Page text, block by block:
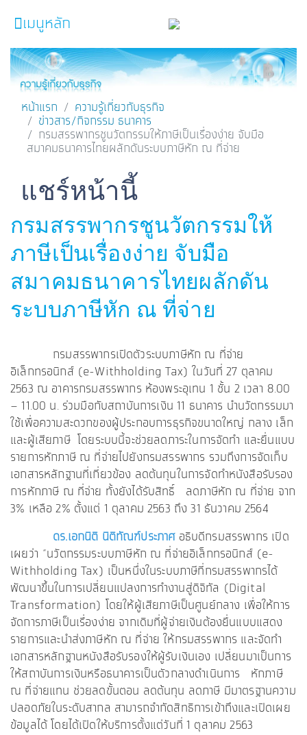
หน้าหลัก
ผลิตภัณฑ์และบริการ
โปรโมชั่น
ความรู้เกี่ยวกับธุรกิจ
SME Focus Magazine
ค้นหาจุดบริการ
Krungthai SME​
เมนูหลัก
หน้าแรก
ความรู้เกี่ยวกับธุรกิจ
ข่าวสาร/กิจกรรม ธนาคาร
กรมสรรพากรชูนวัตกรรมให้ภาษีเป็นเรื่องง่าย จับมือ
สมาคมธนาคารไทยผลักดันระบบภาษีหัก ณ ที่จ่าย
แชร์หน้านี้
Facebook
กรมสรรพากรชูนวัตกรรมให้
ภาษีเป็นเรื่องง่าย จับมือ
สมาคมธนาคารไทยผลักดัน
ระบบภาษีหัก ณ ที่จ่าย
กรมสรรพากรเปิดตัวระบบภาษีหัก ณ ที่จ่าย
อิเล็กทรอนิกส์ (e-Withholding Tax) ในวันที่ 27 ตุลาคม
2563 ณ อาคารกรมสรรพากร ห้องพระอุเทน 1 ชั้น 2 เวลา 8.00
– 11.00 น. ร่วมมือกับสถาบันการเงิน 11 ธนาคาร นำนวัตกรรมมา
ใช้เพื่อความสะดวกของผู้ประกอบการธุรกิจขนาดใหญ่ กลาง เล็ก
และผู้เสียภาษี โดยระบบนี้จะช่วยลดภาระในการจัดทำ และยื่นแบบ
รายการหักภาษี ณ ที่จ่ายไปยังกรมสรรพากร รวมถึงการจัดเก็บ
เอกสารหลักฐานที่เกี่ยวข้อง ลดต้นทุนในการจัดทำหนังสือรับรอง
การหักภาษี ณ ที่จ่าย ทั้งยังได้รับสิทธิ์ ลดภาษีหัก ณ ที่จ่าย จาก
3% เหลือ 2% ตั้งแต่ 1 ตุลาคม 2563 ถึง 31 ธันวาคม 2564
ดร.เอกนิติ นิติทัณฑ์ประภาศอธิบดีกรมสรรพากร เปิด
เผยว่า “นวัตกรรมระบบภาษีหัก ณ ที่จ่ายอิเล็กทรอนิกส์ (e-
Withholding Tax) เป็นหนึ่งในระบบภาษีที่กรมสรรพากรได้
พัฒนาขึ้นในการเปลี่ยนแปลงการทำงานสู่ดิจิทัล (Digital
Transformation) โดยให้ผู้เสียภาษีเป็นศูนย์กลาง เพื่อให้การ
จัดการภาษีเป็นเรื่องง่าย จากเดิมที่ผู้จ่ายเงินต้องยื่นแบบแสดง
รายการและนำส่งภาษีหัก ณ ที่จ่าย ให้กรมสรรพากร และจัดทำ
เอกสารหลักฐานหนังสือรับรองให้ผู้รับเงินเอง เปลี่ยนมาเป็นการ
ให้สถาบันการเงินหรือธนาคารเป็นตัวกลางดำเนินการ หักภาษี
ณ ที่จ่ายแทน ช่วยลดขั้นตอน ลดต้นทุน ลดภาษี มีมาตรฐานความ
ปลอดภัยในระดับสากล สามารถจำกัดสิทธิการเข้าถึงและเปิดเผย
ข้อมูลได้ โดยได้เปิดให้บริการตั้งแต่วันที่ 1 ตุลาคม 2563